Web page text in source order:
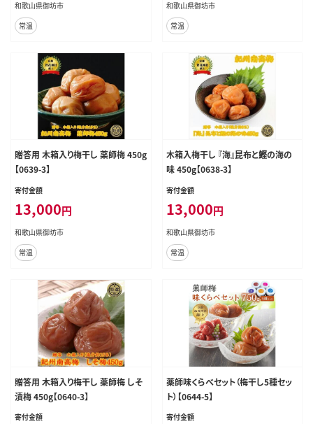
和歌山県御坊市
常温
和歌山県御坊市
常温
贈答用 木箱入り梅干し 薬師梅 450g
【0639-3】
寄付金額
13,000円
和歌山県御坊市
常温
木箱入梅干し 『海』昆布と鰹の海の
味 450g【0638-3】
寄付金額
13,000円
和歌山県御坊市
常温
贈答用 木箱入り梅干し 薬師梅 しそ
漬梅 450g【0640-3】
寄付金額
薬師味くらべセット（梅干し5種セッ
ト）【0644-5】
寄付金額